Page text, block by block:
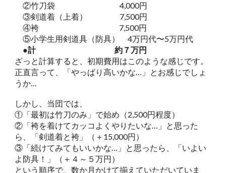
②竹刀袋 4,000円
③剣道着（上着） 7,500円
④袴 7,500円
⑤小学生用剣道具（防具） 4万円代〜5万円代
●計 約７万円
ざっと計算すると、初期費用はこのような感じです。
正直言って、「やっぱり高いかな…」とお感じでしょ
うか…
しかし、当団では、
①「最初は竹刀のみ」で始め（2,500円程度）
②「袴を着けてカッコよくやりたいな…」と思った
ら、「剣道着と袴」（＋15,000円）
③「続けてみてもいいかな…」と思ったら、「いよい
よ防具！」（＋４～５万円）
という順序で、数か月かけて揃えていただいていま